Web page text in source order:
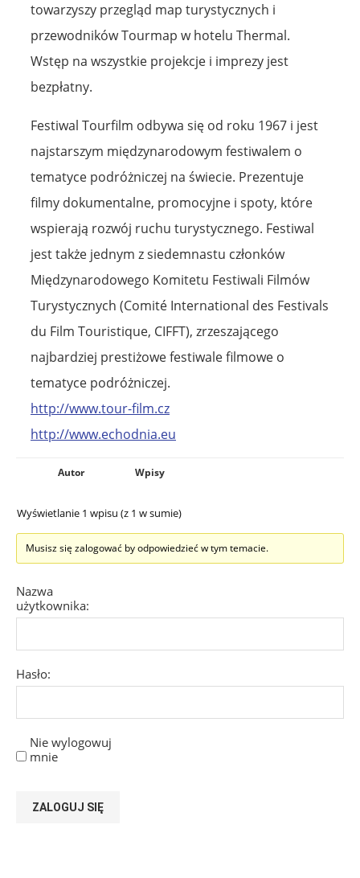
towarzyszy przegląd map turystycznych i
przewodników Tourmap w hotelu Thermal.
Wstęp na wszystkie projekcje i imprezy jest
bezpłatny.
Festiwal Tourfilm odbywa się od roku 1967 i jest
najstarszym międzynarodowym festiwalem o
tematyce podróżniczej na świecie. Prezentuje
filmy dokumentalne, promocyjne i spoty, które
wspierają rozwój ruchu turystycznego. Festiwal
jest także jednym z siedemnastu członków
Międzynarodowego Komitetu Festiwali Filmów
Turystycznych (Comité International des Festivals
du Film Touristique, CIFFT), zrzeszającego
najbardziej prestiżowe festiwale filmowe o
tematyce podróżniczej.
http://www.tour-film.cz
http://www.echodnia.eu
Autor Wpisy
Wyświetlanie 1 wpisu (z 1 w sumie)
Musisz się zalogować by odpowiedzieć w tym temacie.
Nazwa
użytkownika:
Hasło:
Nie wylogowuj
mnie
ZALOGUJ SIĘ